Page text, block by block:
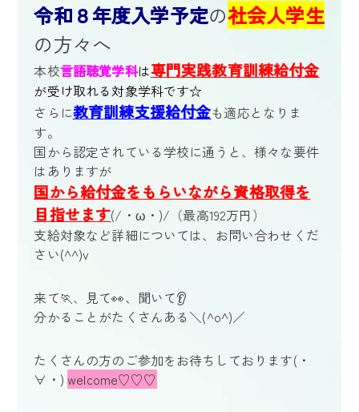
令和８年度入学予定の社会人学生
の方々へ
本校言語聴覚学科は専門実践教育訓練給付金
が受け取れる対象学科です☆
さらに教育訓練支援給付金も適応となりま
す。
国から認定されている学校に通うと、様々な要件
はありますが
国から給付金をもらいながら資格取得を
目指せます(/・ω・)/（最高192万円）
支給対象など詳細については、お問い合わせくだ
さい(^^)v
来て🏃、見て👀、聞いて👂
分かることがたくさんある＼(^o^)／
たくさんの方のご参加をお待ちしております( ・
∀・ )welcome♡♡♡